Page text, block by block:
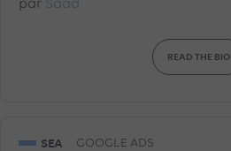
par Saad
READ THE BIO
SEA GOOGLE ADS